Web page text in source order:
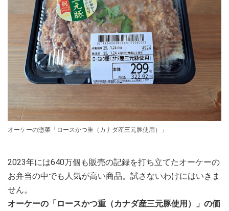
オーケーの惣菜「ロースかつ重（カナダ産三元豚使用）」
2023年には640万個も販売の記録を打ち立てたオーケーの
お弁当の中でも人気が高い商品。試さないわけにはいきま
せん。
オーケーの「ロースかつ重（カナダ産三元豚使用）」の価